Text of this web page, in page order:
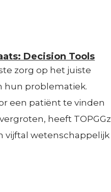
Decision Tools
zorg op het juiste
hun problematiek.
een patiënt te vinden
heeft TOPGGz
vijftal wetenschappelijk